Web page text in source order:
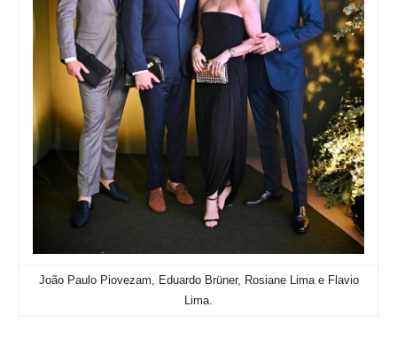
João Paulo Piovezam, Eduardo Brüner, Rosiane Lima e Flavio
Lima.